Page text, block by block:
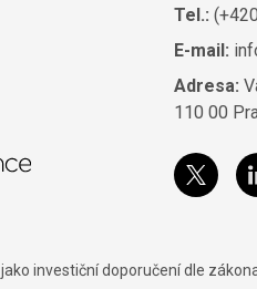
Tel.:
E-mail:
Adresa:
110 00
investiční doporučení dle